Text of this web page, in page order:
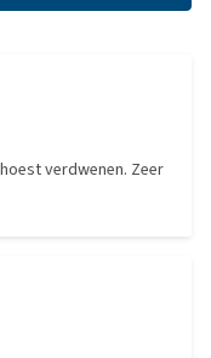
verdwenen. Zeer